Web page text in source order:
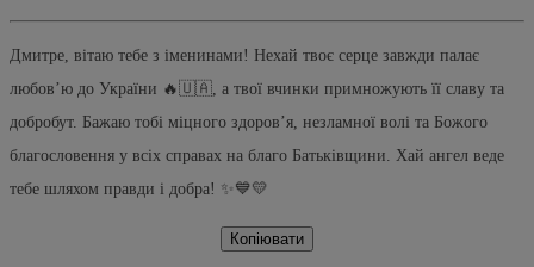
Дмитре, вітаю тебе з іменинами! Нехай твоє серце завжди палає
любов’ю до України 🔥🇺🇦, а твої вчинки примножують її славу та
добробут. Бажаю тобі міцного здоров’я, незламної волі та Божого
благословення у всіх справах на благо Батьківщини. Хай ангел веде
тебе шляхом правди і добра! ✨💙💛
Копіювати